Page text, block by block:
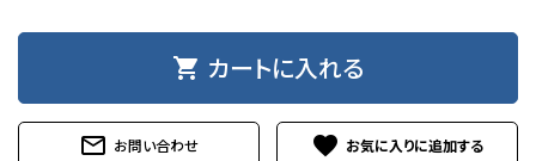
shopping_cart カートに入れる
mail_outline お問い合わせ favorite